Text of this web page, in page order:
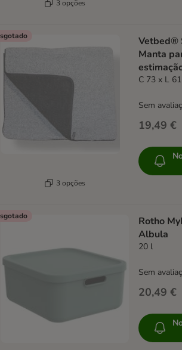
3 opções
3 opções
Vetbed®
Manta
C 73 x L
19,49 €
Sem
Rotho
Albula
20 l
20,49 €
Sem